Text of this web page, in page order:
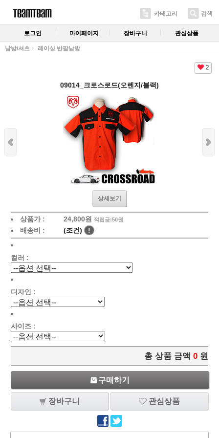
카테고리 검색
로그인 마이페이지 장바구니 관심상품
남방/셔츠 레이싱 반팔남방
2
09014_크로스로드(오렌지/블랙)
상세보기
상품가 : 24,800원 적립금:50원
배송비 : (조건) !
컬러 :
디자인 :
사이즈 :
총 상품 금액 0 원
구매하기
장바구니 관심상품